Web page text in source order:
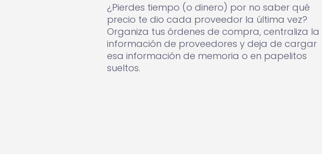
¿Pierdes tiempo (o dinero) por no saber qué
precio te dio cada proveedor la última vez?
Organiza tus órdenes de compra, centraliza la
información de proveedores y deja de cargar
esa información de memoria o en papelitos
sueltos.